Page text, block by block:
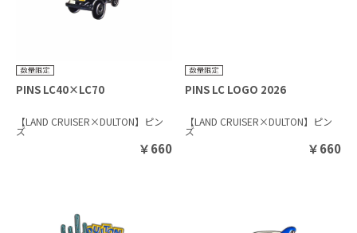
PINS LC40×LC70
【LAND CRUISER×DULTON】ピン
ズ
￥660
PINS LC LOGO 2026
【LAND CRUISER×DULTON】ピン
ズ
￥660